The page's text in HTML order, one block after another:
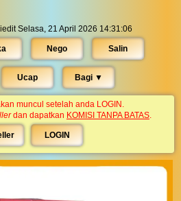
Selasa, 21 April 2026 14:31:06
Nego Salin
Ucap Bagi ▼︎
muncul setelah anda LOGIN.
dan dapatkan KOMISI TANPA BATAS.
LOGIN